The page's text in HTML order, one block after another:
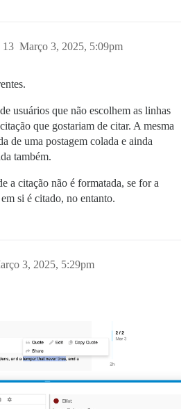
Março 3, 2025, 5:09pm
13
usuários que não escolhem as linhas
que gostariam de citar. A mesma
de uma postagem colada e ainda
também.
a citação não é formatada, se for a
si é citado, no entanto.
3, 2025, 5:29pm